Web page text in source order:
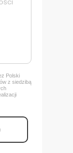
Polski
z siedzibą